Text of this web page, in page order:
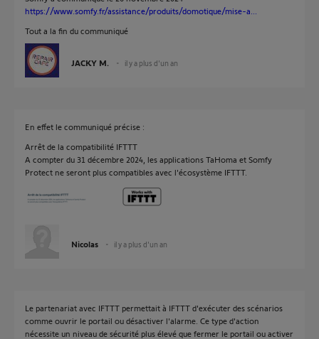
https://www.somfy.fr/assistance/produits/domotique/mise-a...
Tout a la fin du communiqué
JACKY M. il y a plus d'un an
En effet le communiqué précise :
Arrêt de la compatibilité IFTTT
A compter du 31 décembre 2024, les applications TaHoma et Somfy
Protect ne seront plus compatibles avec l'écosystème IFTTT.
Nicolas il y a plus d'un an
Le partenariat avec IFTTT permettait à IFTTT d'exécuter des scénarios
comme ouvrir le portail ou désactiver l'alarme. Ce type d'action
nécessite un niveau de sécurité plus élevé que fermer le portail ou activer